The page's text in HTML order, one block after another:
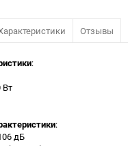
Отзывы
:
Вт
:
дБ